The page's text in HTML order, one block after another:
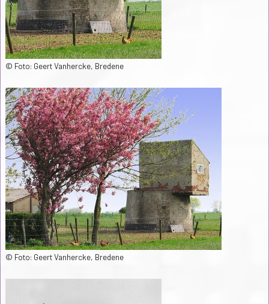
© Foto: Geert Vanhercke, Bredene
© Foto: Geert Vanhercke, Bredene